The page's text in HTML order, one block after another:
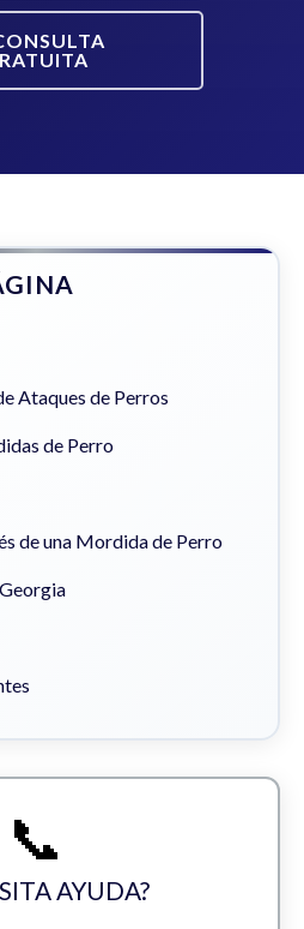
Ataques de Perros
de Perro
de una Mordida de Perro
📞
AYUDA?